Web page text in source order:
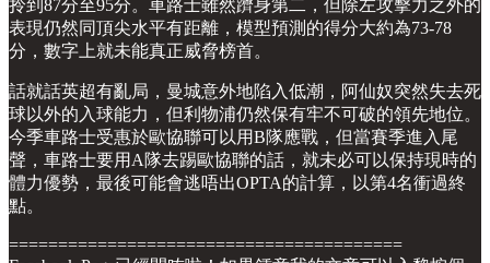
拎到87分至95分。車路士雖然躋身第二，但除左攻擊力之外的
表現仍然同頂尖水平有距離，模型預測的得分大約為73-78
分，數字上就未能真正威脅榜首。
話就話英超有亂局，曼城意外地陷入低潮，阿仙奴突然失去死
球以外的入球能力，但利物浦仍然保有牢不可破的領先地位。
今季車路士受惠於歐協聯可以用B隊應戰，但當賽季進入尾
聲，車路士要用A隊去踢歐協聯的話，就未必可以保持現時的
體力優勢，最後可能會逃唔出OPTA的計算，以第4名衝過終
點。
========================================